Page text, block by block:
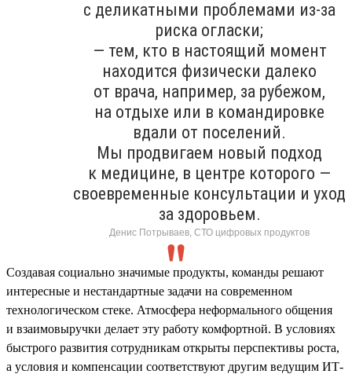
с деликатными проблемами из-за
риска огласки;
— тем, кто в настоящий момент
находится физически далеко
от врача, например, за рубежом,
на отдыхе или в командировке
вдали от поселений.
Мы продвигаем новый подход
к медицине, в центре которого —
своевременные консультации и уход
за здоровьем.
Денис Потрываев, СТО цифровых продуктов
Создавая социально значимые продукты, команды решают
интересные и нестандартные задачи на современном
технологическом стеке. Атмосфера неформального общения
и взаимовыручки делает эту работу комфортной. В условиях
быстрого развития сотрудникам открыты перспективы роста,
а условия и компенсации соответствуют другим ведущим ИТ-